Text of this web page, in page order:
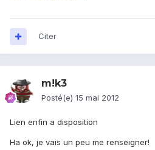
Citer
m!k3
Posté(e) 15 mai 2012
Lien enfin a disposition
Ha ok, je vais un peu me renseigner!